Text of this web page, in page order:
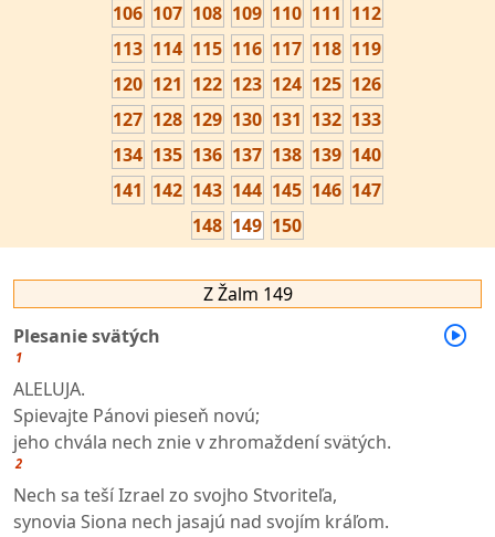
106 107 108 109 110 111 112
113 114 115 116 117 118 119
120 121 122 123 124 125 126
127 128 129 130 131 132 133
134 135 136 137 138 139 140
141 142 143 144 145 146 147
148 149 150
Z Žalm 149
Plesanie svätých
1
ALELUJA.
Spievajte Pánovi pieseň novú;
jeho chvála nech znie v zhromaždení svätých.
2
Nech sa teší Izrael zo svojho Stvoriteľa,
synovia Siona nech jasajú nad svojím kráľom.